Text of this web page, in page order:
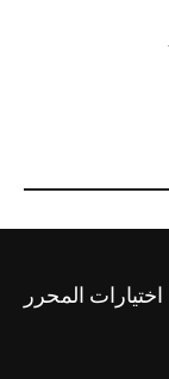
اختيارات المحرر